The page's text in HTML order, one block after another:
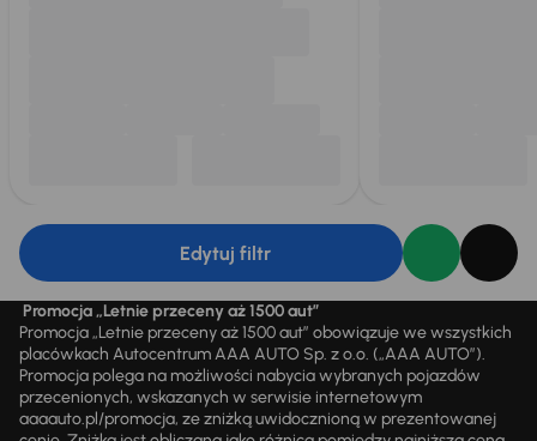
Edytuj filtr
Promocja „Letnie przeceny aż 1500 aut”
Promocja „Letnie przeceny aż 1500 aut” obowiązuje we wszystkich
placówkach Autocentrum AAA AUTO Sp. z o.o. („AAA AUTO”).
Promocja polega na możliwości nabycia wybranych pojazdów
przecenionych, wskazanych w serwisie internetowym
aaaauto.pl/promocja, ze zniżką uwidocznioną w prezentowanej